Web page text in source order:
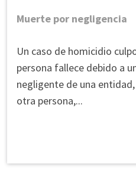
Muerte por negligencia
¿Cuánto
dura
un
caso
Un caso de homicidio
persona fallece debido a
negligente de una
otra persona,...